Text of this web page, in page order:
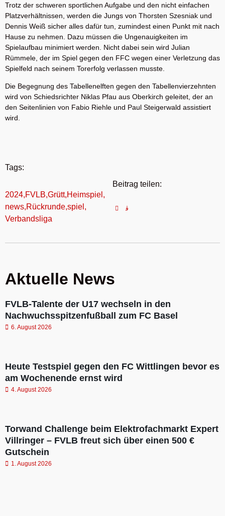
Trotz der schweren sportlichen Aufgabe und den nicht einfachen
Platzverhältnissen, werden die Jungs von Thorsten Szesniak und
Dennis Weiß sicher alles dafür tun, zumindest einen Punkt mit nach
Hause zu nehmen. Dazu müssen die Ungenauigkeiten im
Spielaufbau minimiert werden. Nicht dabei sein wird Julian
Rümmele, der im Spiel gegen den FFC wegen einer Verletzung das
Spielfeld nach seinem Torerfolg verlassen musste.
Die Begegnung des Tabellenelften gegen den Tabellenvierzehnten
wird von Schiedsrichter Niklas Pfau aus Oberkirch geleitet, der an
den Seitenlinien von Fabio Riehle und Paul Steigerwald assistiert
wird.
Tags:
2024,FVLB,Grütt,Heimspiel ,
news,Rückrunde,spiel ,
Verbandsliga
Beitrag teilen:
Aktuelle News
FVLB-Talente der U17 wechseln in den
Nachwuchsspitzenfußball zum FC Basel
6. August 2026
Heute Testspiel gegen den FC Wittlingen bevor es
am Wochenende ernst wird
4. August 2026
Torwand Challenge beim Elektrofachmarkt Expert
Villringer – FVLB freut sich über einen 500 €
Gutschein
1. August 2026